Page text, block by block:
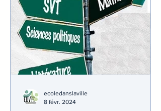
ecoledanslaville
8 févr. 2024